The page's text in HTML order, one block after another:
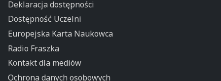
Deklaracja dostępności
Dostępność Uczelni
Europejska Karta Naukowca
Radio Fraszka
Kontakt dla mediów
Ochrona danych osobowych